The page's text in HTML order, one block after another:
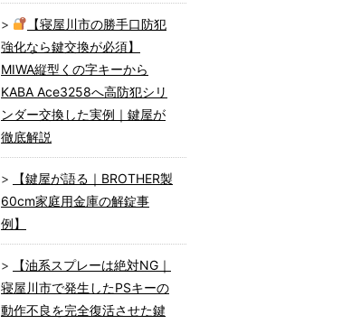
【寝屋川市の勝手口防犯
強化なら鍵交換が必須】
MIWA縦型くの字キーから
KABA Ace3258へ高防犯シリ
ンダー交換した実例｜鍵屋が
徹底解説
【鍵屋が語る｜BROTHER製
60cm家庭用金庫の解錠事
例】
【油系スプレーは絶対NG｜
寝屋川市で発生したPSキーの
動作不良を完全復活させた鍵